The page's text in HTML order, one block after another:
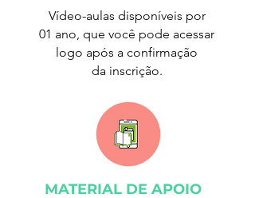
Vídeo-aulas disponíveis por
01 ano, que você pode acessar
logo após a confirmação
da inscrição.
MATERIAL DE APOIO